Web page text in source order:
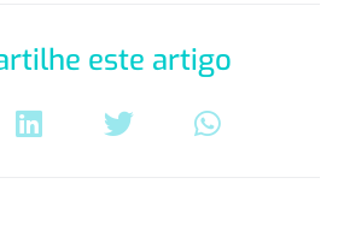
este artigo